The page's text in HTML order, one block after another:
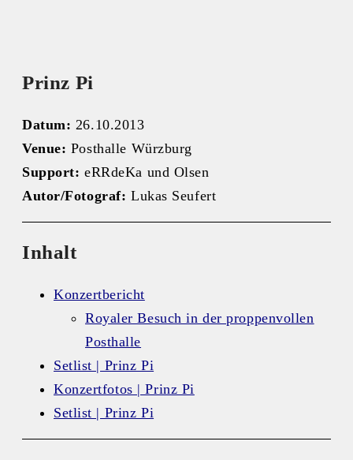
Prinz Pi
Datum: 26.10.2013
Venue: Posthalle Würzburg
Support:eRRdeKa und Olsen
Autor/Fotograf: Lukas Seufert
Inhalt
Konzertbericht
Royaler Besuch in der proppenvollen
Posthalle
Setlist | Prinz Pi
Konzertfotos | Prinz Pi
Setlist | Prinz Pi